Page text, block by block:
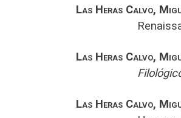
Las Heras Calvo,
Las Heras Calvo,
Las Heras Calvo,